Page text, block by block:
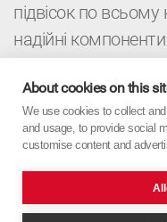
підвісок по всьому
надійні
автомайстерням
обслуговування
японської
About cookies on this
We use cookies to collect
and usage, to provide social
customise content and